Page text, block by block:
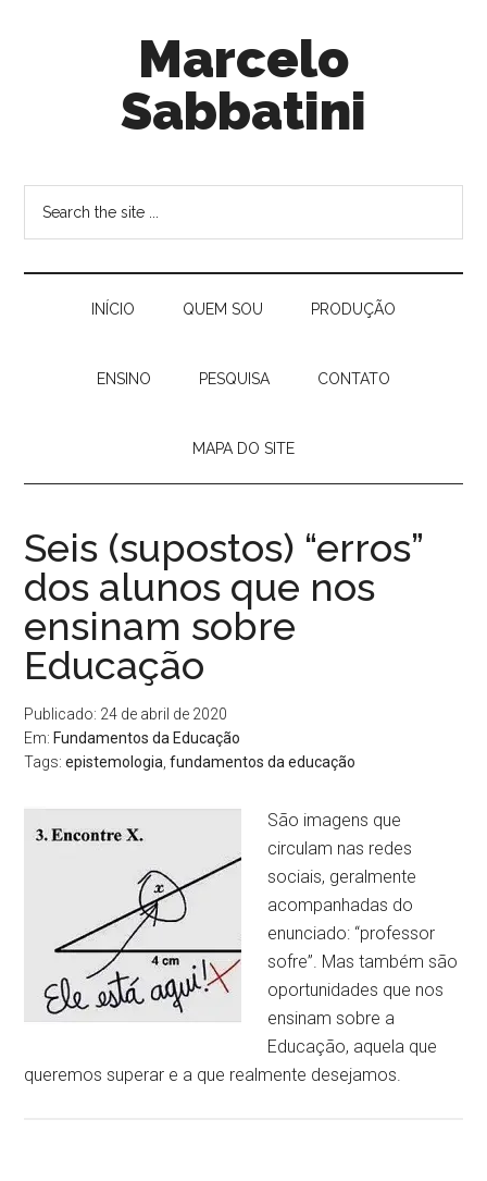
Marcelo
Sabbatini
INÍ­CIO QUEM SOU PRODUÇÃO
ENSINO PESQUISA CONTATO
MAPA DO SITE
Seis (supostos) “erros”
dos alunos que nos
ensinam sobre
Educação
Publicado: 24 de abril de 2020
Em: Fundamentos da Educação
Tags:epistemologia ,fundamentos da educação
São imagens que
circulam nas redes
sociais, geralmente
acompanhadas do
enunciado: “professor
sofre”. Mas também são
oportunidades que nos
ensinam sobre a
Educação, aquela que
queremos superar e a que realmente desejamos.